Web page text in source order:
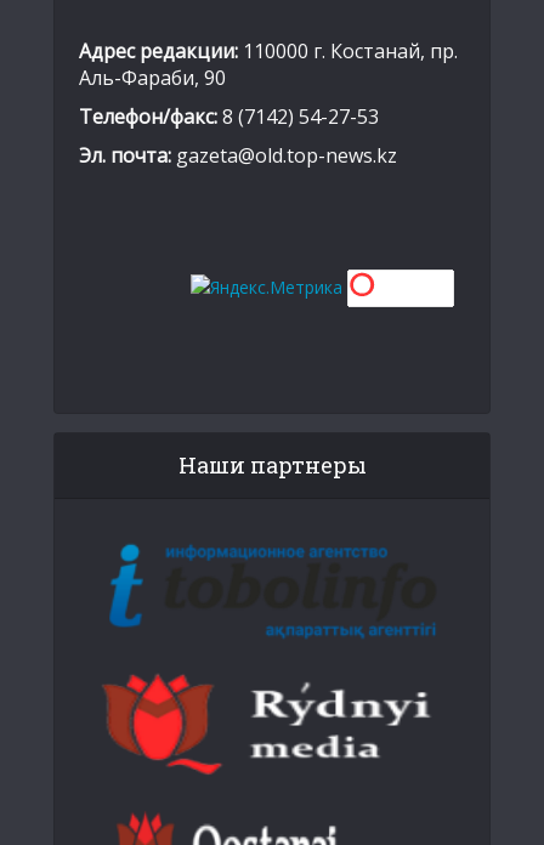
Адрес редакции: 110000 г. Костанай, пр.
Аль-Фараби, 90
Телефон/факс:8 (7142) 54-27-53
Эл. почта: gazeta@old.top-news.kz
Наши партнеры